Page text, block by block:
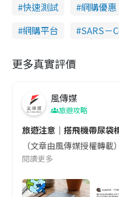
快速測試
網購優惠
網購平台
SARS－
更多真實評價
風傳媒
旅遊攻略
旅遊注意｜搭飛機帶尿袋
（文章由風傳媒授權轉
閱讀更多